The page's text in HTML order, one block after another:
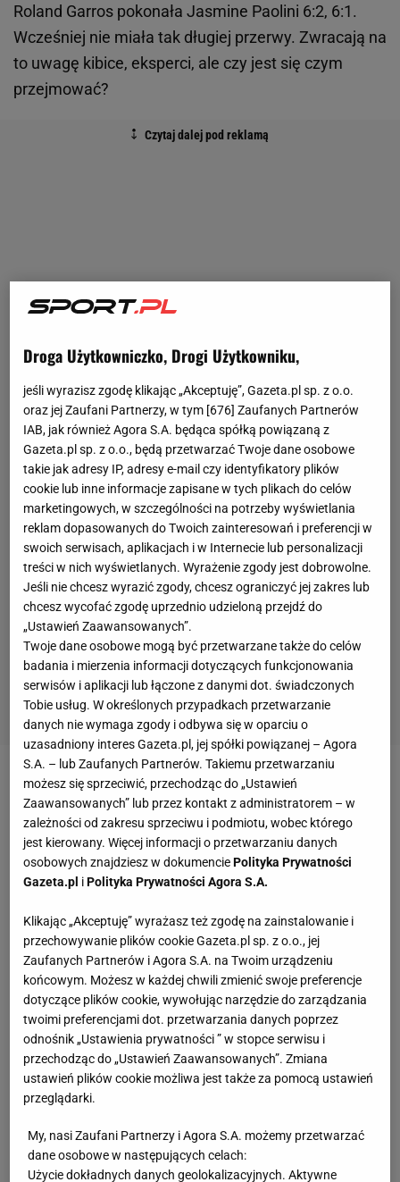
Roland Garros pokonała Jasmine Paolini 6:2, 6:1.
Wcześniej nie miała tak długiej przerwy. Zwracają na
to uwagę kibice, eksperci, ale czy jest się czym
przejmować?
Zobacz wideoKamery są prawie wszędzie. "Świątek
będzie musiała się tłumaczyć"
Na ten temat wypowiadał się ostatnio m.in. Lindsay
Davenport, była liderka rankingu WTA, trzykrotna
mistrzyni wielkoszlemowa w grze pojedynczej. - Nie
wiem, co jest powodem, ale Iga wygląda na bardziej
zestresowaną na korcie. Mogę spekulować, czy to
kwestia braku wyników, czy zmiany szkoleniowca.
Po prostu nie wygląda na spokojną i odprężoną na
korcie -mówiłaAmerykanka.
9 miesięcy bez tytułu
Od wygranej w Paryżu Świątek wystąpiła w ośmiu
indywidualnych turniejach. Zanotowała w tym
Droga Użytkowniczko, Drogi Użytkowniku,
jeśli wyrazisz zgodę klikając „Akceptuję”, Gazeta.pl sp. z o.o.
oraz jej Zaufani Partnerzy, w tym [676] Zaufanych Partnerów
IAB, jak również Agora S.A. będąca spółką powiązaną z
Gazeta.pl sp. z o.o., będą przetwarzać Twoje dane osobowe
takie jak adresy IP, adresy e-mail czy identyfikatory plików
cookie lub inne informacje zapisane w tych plikach do celów
marketingowych, w szczególności na potrzeby wyświetlania
reklam dopasowanych do Twoich zainteresowań i preferencji w
swoich serwisach, aplikacjach i w Internecie lub personalizacji
treści w nich wyświetlanych. Wyrażenie zgody jest dobrowolne.
Jeśli nie chcesz wyrazić zgody, chcesz ograniczyć jej zakres lub
chcesz wycofać zgodę uprzednio udzieloną przejdź do
„Ustawień Zaawansowanych”.
Twoje dane osobowe mogą być przetwarzane także do celów
badania i mierzenia informacji dotyczących funkcjonowania
serwisów i aplikacji lub łączone z danymi dot. świadczonych
Tobie usług. W określonych przypadkach przetwarzanie
danych nie wymaga zgody i odbywa się w oparciu o
uzasadniony interes Gazeta.pl, jej spółki powiązanej – Agora
S.A. – lub Zaufanych Partnerów. Takiemu przetwarzaniu
możesz się sprzeciwić, przechodząc do „Ustawień
Zaawansowanych” lub przez kontakt z administratorem – w
zależności od zakresu sprzeciwu i podmiotu, wobec którego
jest kierowany. Więcej informacji o przetwarzaniu danych
osobowych znajdziesz w dokumenciePolityka Prywatności
Gazeta.pl iPolityka Prywatności Agora S.A.
Klikając „Akceptuję” wyrażasz też zgodę na zainstalowanie i
przechowywanie plików cookie Gazeta.pl sp. z o.o., jej
Zaufanych Partnerów i Agora S.A. na Twoim urządzeniu
końcowym. Możesz w każdej chwili zmienić swoje preferencje
dotyczące plików cookie, wywołując narzędzie do zarządzania
twoimi preferencjami dot. przetwarzania danych poprzez
odnośnik „Ustawienia prywatności ” w stopce serwisu i
przechodząc do „Ustawień Zaawansowanych”. Zmiana
ustawień plików cookie możliwa jest także za pomocą ustawień
przeglądarki.
My, nasi Zaufani Partnerzy i Agora S.A. możemy przetwarzać
dane osobowe w następujących celach:
Użycie dokładnych danych geolokalizacyjnych. Aktywne